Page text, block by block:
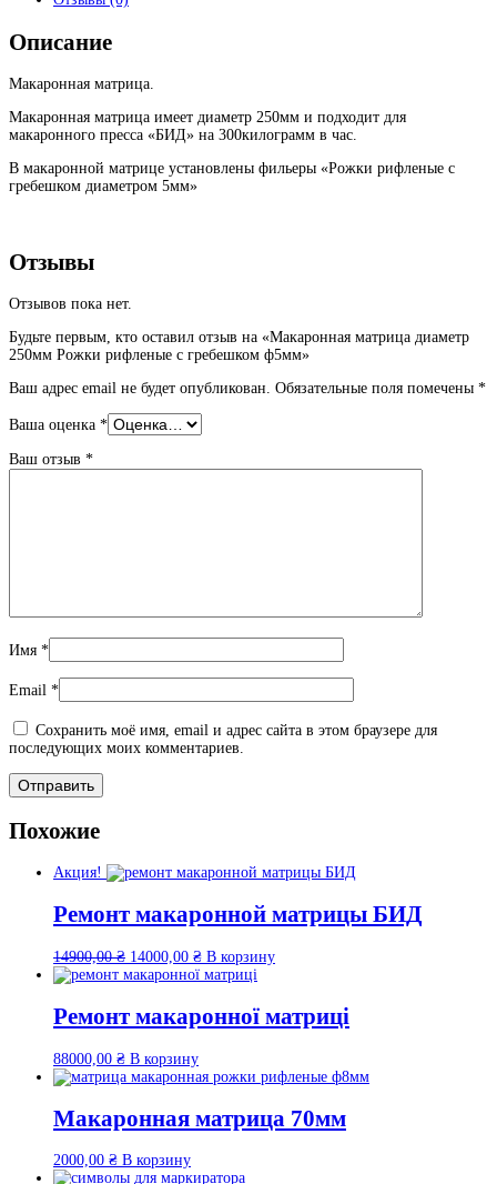
Рожки
с
ф5мм
Описание
Макаронная матрица.
Макаронная матрица имеет диаметр 250мм и подходит для
макаронного пресса «БИД» на 300килограмм в час.
В макаронной матрице установлены фильеры «Рожки рифленые с
гребешком диаметром 5мм»
Отзывы
Отзывов пока нет.
Будьте первым, кто оставил отзыв на «Макаронная матрица диаметр
250мм Рожки рифленые с гребешком ф5мм»
Ваш адрес email не будет опубликован. Обязательные поля помечены *
Ваша оценка *
Ваш отзыв *
Имя *
Email *
Сохранить моё имя, email и адрес сайта в этом браузере для
последующих моих комментариев.
Похожие
Акция!
Ремонт макаронной матрицы БИД
14900,00₴ Первоначальная
цена
14000,00 ₴Текущая
цена:
В корзину
Ремонт макаронної матриці
88000,00 ₴ В корзину
Макаронная матрица 70мм
2000,00 ₴ В корзину